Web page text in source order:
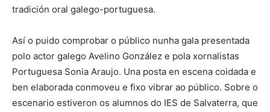
tradición oral galego-portuguesa.
Así o puido comprobar o público nunha gala presentada
polo actor galego Avelino González e pola xornalistas
Portuguesa Sonia Araujo. Una posta en escena coidada e
ben elaborada conmoveu e fixo vibrar ao público. Sobre o
escenario estiveron os alumnos do IES de Salvaterra, que